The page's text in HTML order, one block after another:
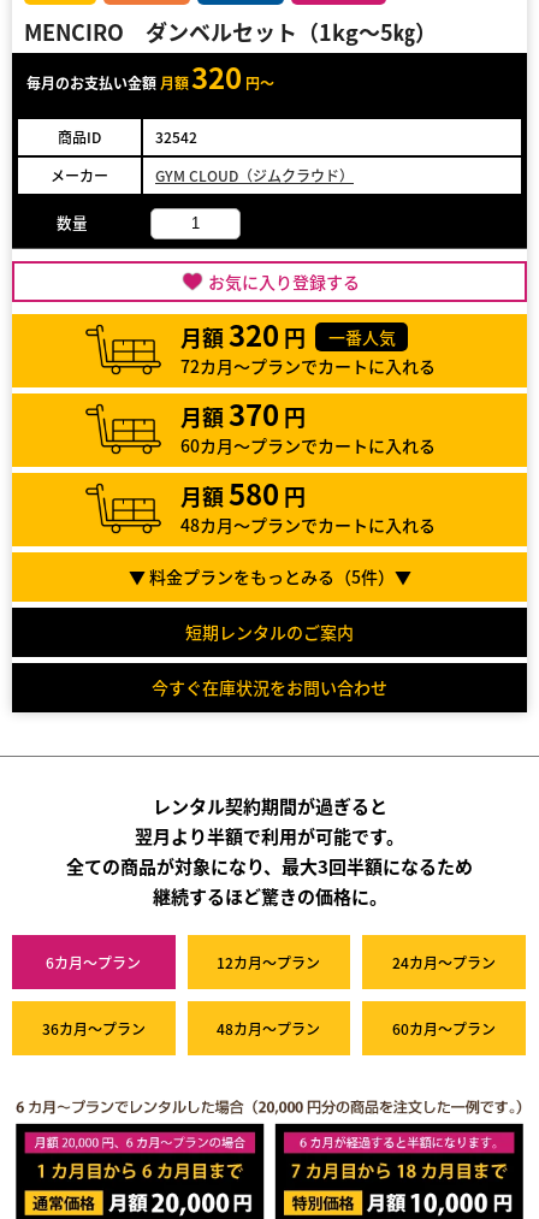
MENCIRO ダンベルセット（1kg～5㎏）
毎月のお支払い金額 月額320 円～
商品ID
32542
メーカー
GYM CLOUD（ジムクラウド）
数量
お気に入り登録する
月額320 円
一番人気
72カ月～プランでカートに入れる
月額370 円
60カ月～プランでカートに入れる
月額580 円
48カ月～プランでカートに入れる
▼ 料金プランをもっとみる（5件）▼
短期レンタルのご案内
今すぐ在庫状況をお問い合わせ
レンタル契約期間が過ぎると
翌月より半額で利用が可能です。
全ての商品が対象になり、最大3回半額になるため
継続するほど驚きの価格に。
6カ月～プラン 12カ月～プラン 24カ月～プラン
36カ月～プラン 48カ月～プラン 60カ月～プラン